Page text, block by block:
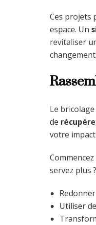
Ces projets
espace. Un
revitaliser
Le
de
votre
servez plus
Utiliser